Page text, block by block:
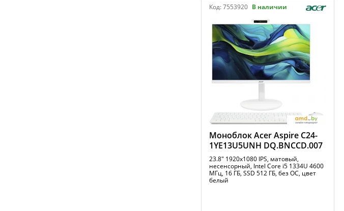
Код:7553920 В наличии
Моноблок Acer Aspire C24-
1YE13U5UNH DQ.BNCCD.007
23.8" 1920x1080 IPS, матовый,
несенсорный, Intel Core i5 1334U 4600
МГц, 16 ГБ, SSD 512 ГБ, без ОС, цвет
белый